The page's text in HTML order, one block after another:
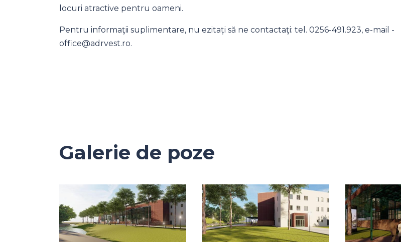
locuri atractive pentru oameni.
Pentru informaţii suplimentare, nu ezitați să ne contactaţi: tel. 0256-491.923, e-mail -
office@adrvest.ro.
Galerie de poze